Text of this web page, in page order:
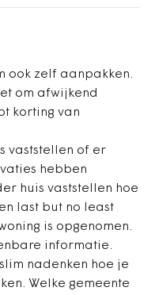
ook zelf aanpakken.
om afwijkend
korting van
vaststellen of er
hebben
huis vaststellen hoe
last but no least
is opgenomen.
informatie.
nadenken hoe je
Welke gemeente